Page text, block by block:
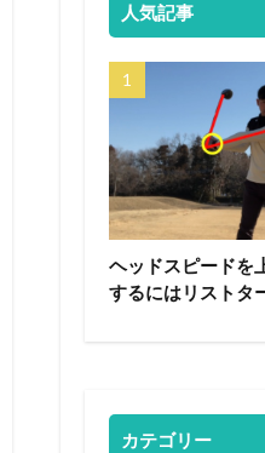
人気記事
ヘッドスピードを
するにはリストタ
カテゴリー